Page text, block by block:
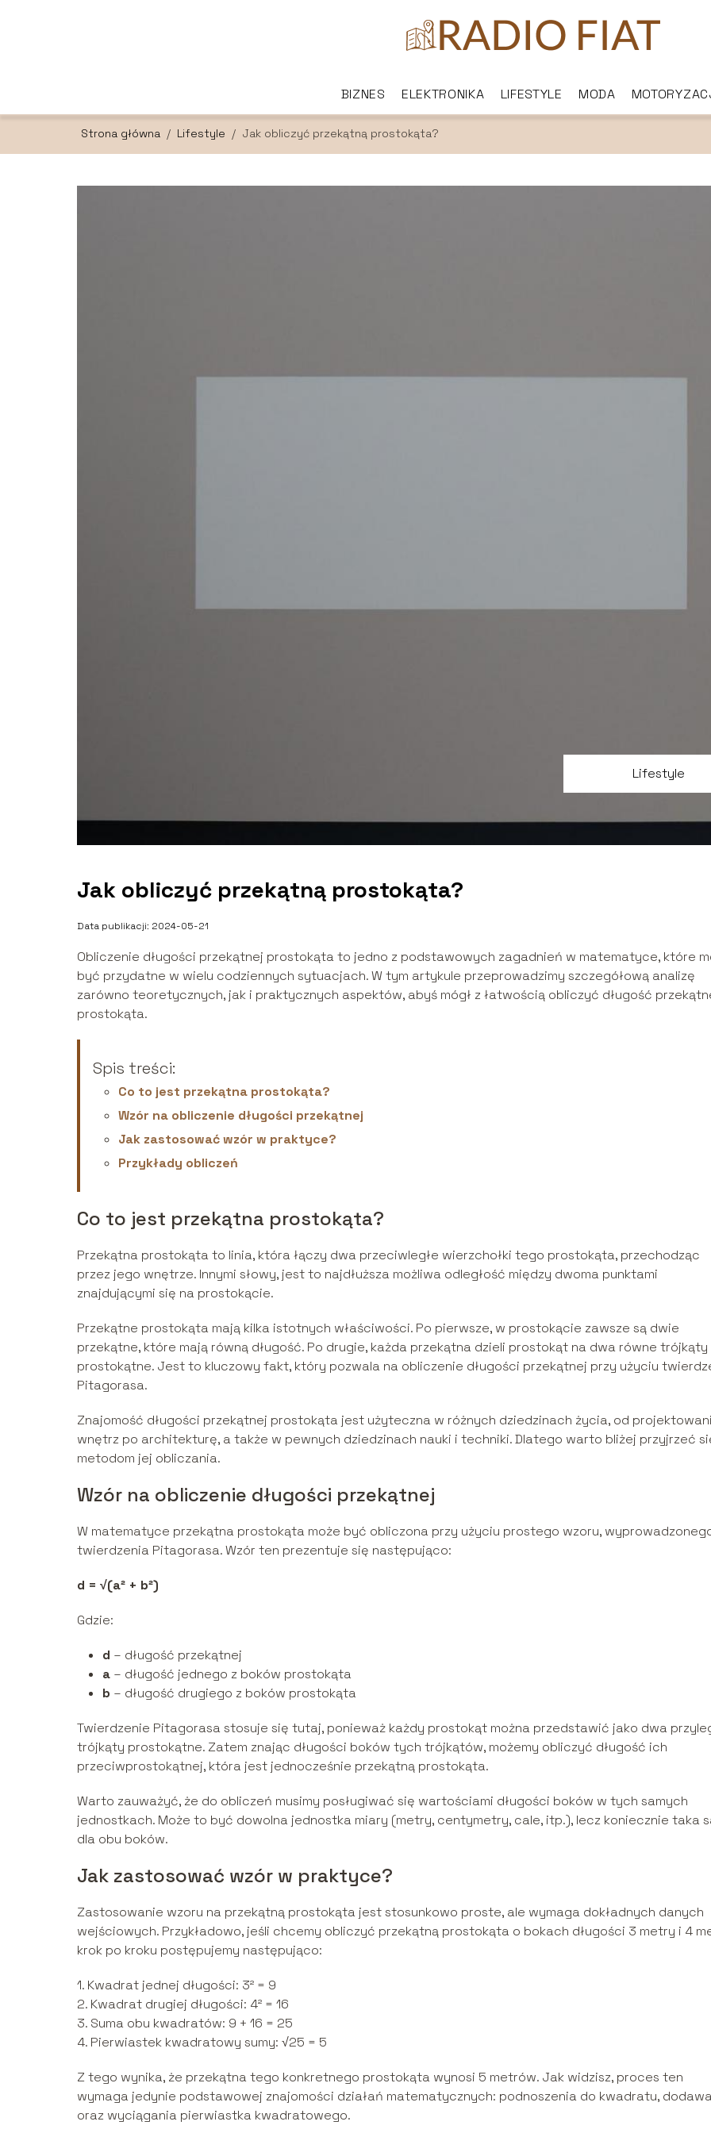
BIZNES ELEKTRONIKA LIFESTYLE MODA
Strona główna / Lifestyle / Jak obliczyć przekątną prostokąta?
Lifestyle
Jak obliczyć przekątną prostokąta?
Data publikacji: 2024-05-21
Obliczenie długości przekątnej prostokąta to jedno z podstawowych zagadnień w matematyce, które
być przydatne w wielu codziennych sytuacjach. W tym artykule przeprowadzimy szczegółową analizę
zarówno teoretycznych, jak i praktycznych aspektów, abyś mógł z łatwością obliczyć długość
prostokąta.
Spis treści:
Co to jest przekątna prostokąta?
Wzór na obliczenie długości przekątnej
Jak zastosować wzór w praktyce?
Przykłady obliczeń
Co to jest przekątna prostokąta?
Przekątna prostokąta to linia, która łączy dwa przeciwległe wierzchołki tego prostokąta, przechodząc
przez jego wnętrze. Innymi słowy, jest to najdłuższa możliwa odległość między dwoma punktami
znajdującymi się na prostokącie.
Przekątne prostokąta mają kilka istotnych właściwości. Po pierwsze, w prostokącie zawsze są dwie
przekątne, które mają równą długość. Po drugie, każda przekątna dzieli prostokąt na dwa równe trójkąty
prostokątne. Jest to kluczowy fakt, który pozwala na obliczenie długości przekątnej przy użyciu
Pitagorasa.
Znajomość długości przekątnej prostokąta jest użyteczna w różnych dziedzinach życia, od
wnętrz po architekturę, a także w pewnych dziedzinach nauki i techniki. Dlatego warto bliżej przyjrzeć
metodom jej obliczania.
Wzór na obliczenie długości przekątnej
W matematyce przekątna prostokąta może być obliczona przy użyciu prostego wzoru,
twierdzenia Pitagorasa. Wzór ten prezentuje się następująco:
d = √(a² + b²)
Gdzie:
d – długość przekątnej
a – długość jednego z boków prostokąta
b – długość drugiego z boków prostokąta
Twierdzenie Pitagorasa stosuje się tutaj, ponieważ każdy prostokąt można przedstawić jako dwa
trójkąty prostokątne. Zatem znając długości boków tych trójkątów, możemy obliczyć długość ich
przeciwprostokątnej, która jest jednocześnie przekątną prostokąta.
Warto zauważyć, że do obliczeń musimy posługiwać się wartościami długości boków w tych samych
jednostkach. Może to być dowolna jednostka miary (metry, centymetry, cale, itp.), lecz koniecznie taka
dla obu boków.
Jak zastosować wzór w praktyce?
Zastosowanie wzoru na przekątną prostokąta jest stosunkowo proste, ale wymaga dokładnych danych
wejściowych. Przykładowo, jeśli chcemy obliczyć przekątną prostokąta o bokach długości 3 metry i 4
krok po kroku postępujemy następująco:
1. Kwadrat jednej długości: 3² = 9
2. Kwadrat drugiej długości: 4² = 16
3. Suma obu kwadratów: 9 + 16 = 25
4. Pierwiastek kwadratowy sumy: √25 = 5
Z tego wynika, że przekątna tego konkretnego prostokąta wynosi 5 metrów. Jak widzisz, proces ten
wymaga jedynie podstawowej znajomości działań matematycznych: podnoszenia do kwadratu,
oraz wyciągania pierwiastka kwadratowego.